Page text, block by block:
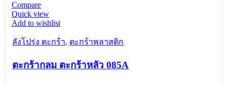
Compare
Quick view
Add to wishlist
ลังโปร่ง ตะกร้า, ตะกร้าพลาสติก
ตะกร้ากลม ตะกร้าหลัว 085A